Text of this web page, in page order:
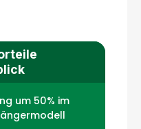
von 4.78 von 5
um 50% im